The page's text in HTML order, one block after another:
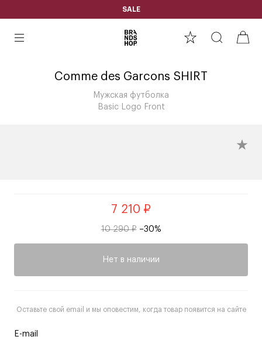
SALE
Comme des Garcons SHIRT
Мужская футболка
Basic Logo Front
7 210 ₽
10 290 ₽ –30%
Нет в наличии
Оставьте свой email и мы оповестим, когда товар появится на сайте
E-mail